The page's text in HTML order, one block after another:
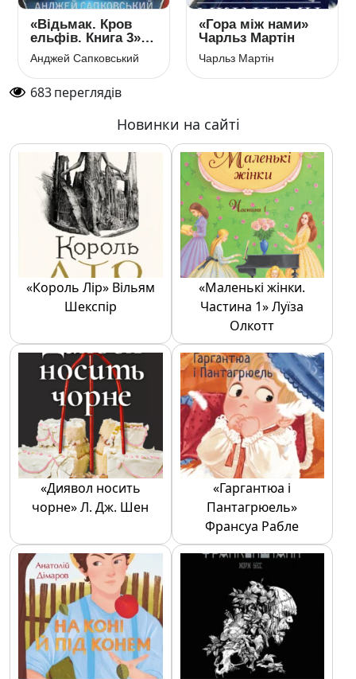
«Відьмак. Кров
ельфів. Книга 3»
Анджей
Сапковський
Анджей Сапковський
«Гора між нами»
Чарльз Мартін
Чарльз Мартін
683переглядів
Новинки на сайті
«Король Лір» Вільям
Шекспір
«Маленькі жінки.
Частина 1» Луїза
Олкотт
«Диявол носить
чорне» Л. Дж. Шен
«Гаргантюа і
Пантагрюель»
Франсуа Рабле